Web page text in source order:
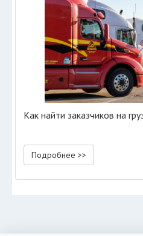
Как найти заказчиков на
Подробнее >>